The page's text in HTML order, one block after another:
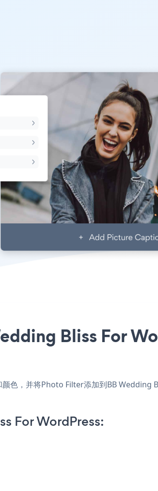
Bliss For
色，并将Photo Filter添加到BB Wedding
For WordPress: